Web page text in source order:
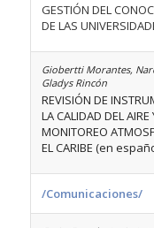
GESTIÓN DEL
DE LAS
Giobertti Morantes,
Gladys Rincón
REVISIÓN DE
LA CALIDAD DEL AIRE
MONITOREO
EL CARIBE (en
/Comunicaciones/